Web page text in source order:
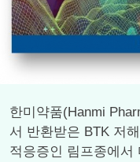
한미약품(Hanmi
서 반환받은 BTK 저
적응증인 림프종에서